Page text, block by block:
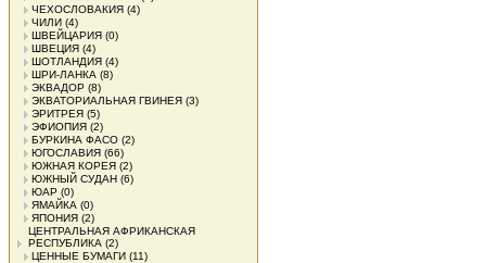
ЧЕХОСЛОВАКИЯ (4)
ЧИЛИ (4)
ШВЕЙЦАРИЯ (0)
ШВЕЦИЯ (4)
ШОТЛАНДИЯ (4)
ШРИ-ЛАНКА (8)
ЭКВАДОР (8)
ЭКВАТОРИАЛЬНАЯ ГВИНЕЯ (3)
ЭРИТРЕЯ (5)
ЭФИОПИЯ (2)
БУРКИНА ФАСО (2)
ЮГОСЛАВИЯ (66)
ЮЖНАЯ КОРЕЯ (2)
ЮЖНЫЙ СУДАН (6)
ЮАР (0)
ЯМАЙКА (0)
ЯПОНИЯ (2)
ЦЕНТРАЛЬНАЯ АФРИКАНСКАЯ
РЕСПУБЛИКА (2)
ЦЕННЫЕ БУМАГИ (11)